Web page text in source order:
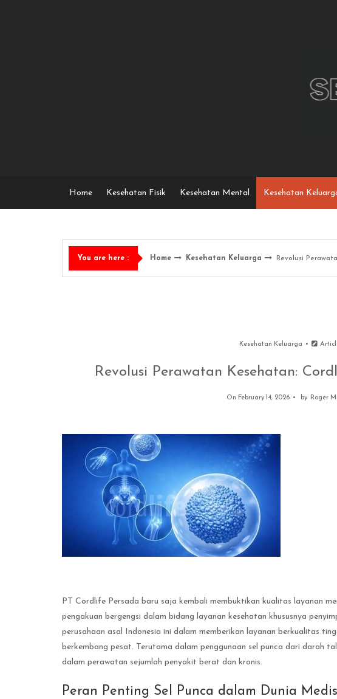
Home Kesehatan Fisik Kesehatan Mental Kesehatan
You are here : Home Kesehatan Keluarga Revolusi
Kesehatan Keluarga
Revolusi Perawatan Kesehatan:
On February 14, 2026 by Roger
PT Cordlife Persada baru saja kembali membuktikan kualitas layanan
pengakuan bergengsi dalam bidang layanan kesehatan khususnya
perusahaan asal Indonesia ini dalam memberikan layanan berkualitas
berkembang pesat. Terutama dalam penggunaan sel punca dari darah
dalam perawatan sejumlah penyakit berat dan kronis.
Peran Penting Sel Punca dalam Dunia Medis